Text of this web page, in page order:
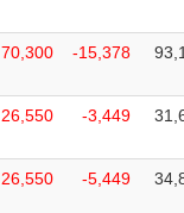
70,300 -15,378
26,550 -3,449
26,550 -5,449